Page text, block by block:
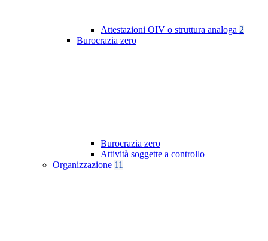
Attestazioni OIV o struttura analoga 2
Burocrazia zero
Burocrazia zero
Attività soggette a controllo
Organizzazione 11